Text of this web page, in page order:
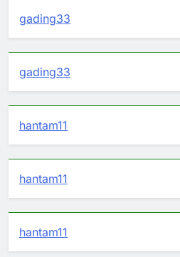
gading33
gading33
hantam11
hantam11
hantam11